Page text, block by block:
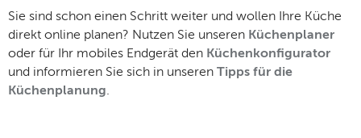
Sie sind schon einen Schritt weiter und wollen Ihre Küche
direkt online planen? Nutzen Sie unseren Küchenplaner
oder für Ihr mobiles Endgerät den Küchenkonfigurator
und informieren Sie sich in unseren Tipps für die
Küchenplanung.